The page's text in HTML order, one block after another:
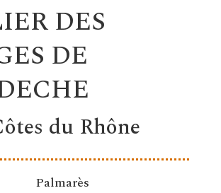
DES
DE
du Rhône
Palmarès